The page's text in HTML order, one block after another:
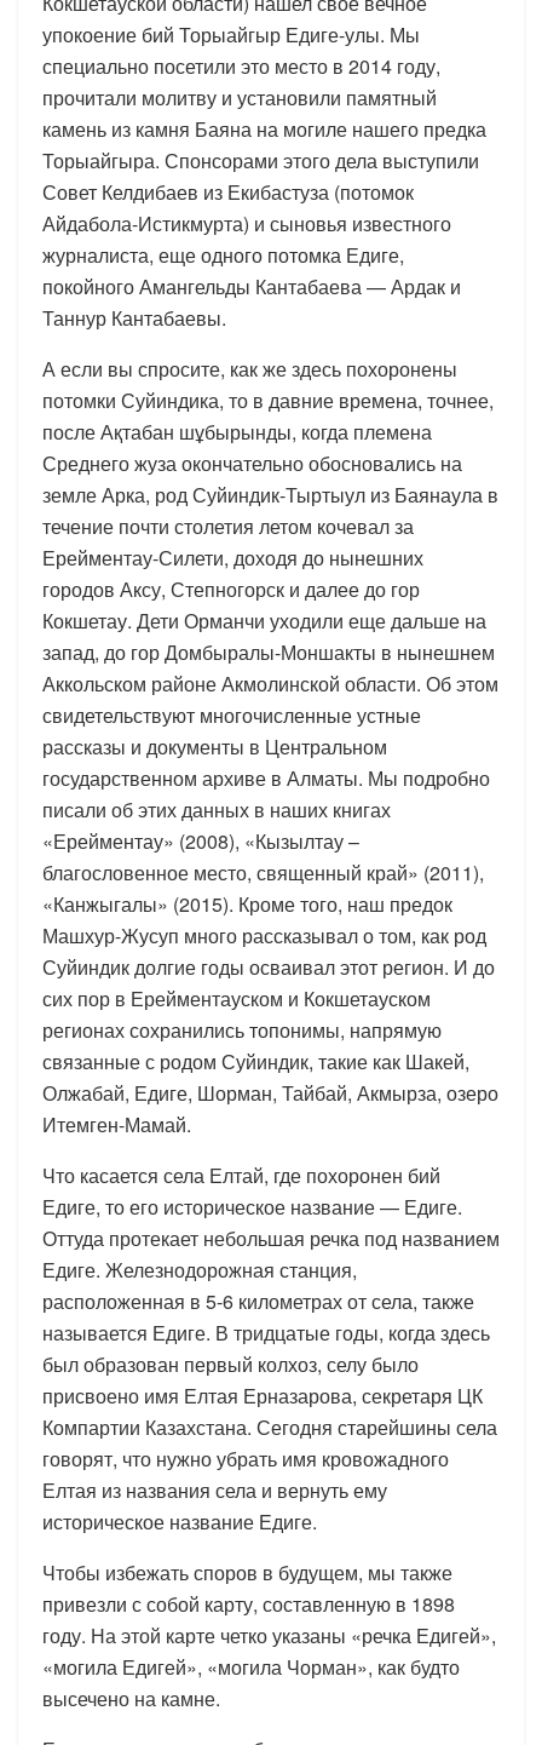
упокоение бий Торыайгыр Едиге-улы. Мы
специально посетили это место в 2014 году,
прочитали молитву и установили памятный
камень из камня Баяна на могиле нашего предка
Торыайгыра. Спонсорами этого дела выступили
Совет Келдибаев из Екибастуза (потомок
Айдабола-Истикмурта) и сыновья известного
журналиста, еще одного потомка Едиге,
покойного Амангельды Кантабаева — Ардак и
Таннур Кантабаевы.
А если вы спросите, как же здесь похоронены
потомки Суйиндика, то в давние времена, точнее,
после Ақтабан шұбырынды, когда племена
Среднего жуза окончательно обосновались на
земле Арка, род Суйиндик-Тыртыул из Баянаула в
течение почти столетия летом кочевал за
Ерейментау-Силети, доходя до нынешних
городов Аксу, Степногорск и далее до гор
Кокшетау. Дети Орманчи уходили еще дальше на
запад, до гор Домбыралы-Моншакты в нынешнем
Аккольском районе Акмолинской области. Об этом
свидетельствуют многочисленные устные
рассказы и документы в Центральном
государственном архиве в Алматы. Мы подробно
писали об этих данных в наших книгах
«Ерейментау» (2008), «Кызылтау –
благословенное место, священный край» (2011),
«Канжыгалы» (2015). Кроме того, наш предок
Машхур-Жусуп много рассказывал о том, как род
Суйиндик долгие годы осваивал этот регион. И до
сих пор в Ерейментауском и Кокшетауском
регионах сохранились топонимы, напрямую
связанные с родом Суйиндик, такие как Шакей,
Олжабай, Едиге, Шорман, Тайбай, Акмырза, озеро
Итемген-Мамай.
Что касается села Елтай, где похоронен бий
Едиге, то его историческое название — Едиге.
Оттуда протекает небольшая речка под названием
Едиге. Железнодорожная станция,
расположенная в 5-6 километрах от села, также
называется Едиге. В тридцатые годы, когда здесь
был образован первый колхоз, селу было
присвоено имя Елтая Ерназарова, секретаря ЦК
Компартии Казахстана. Сегодня старейшины села
говорят, что нужно убрать имя кровожадного
Елтая из названия села и вернуть ему
историческое название Едиге.
Чтобы избежать споров в будущем, мы также
привезли с собой карту, составленную в 1898
году. На этой карте четко указаны «речка Едигей»,
«могила Едигей», «могила Чорман», как будто
высечено на камне.